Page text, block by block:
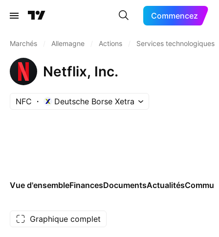
Commencez
Marchés Allemagne Actions Services technologiques
Netflix, Inc.
NFC Deutsche Borse Xetra
Vue d'ensembleFinancesDocumentsActualités
Graphique complet